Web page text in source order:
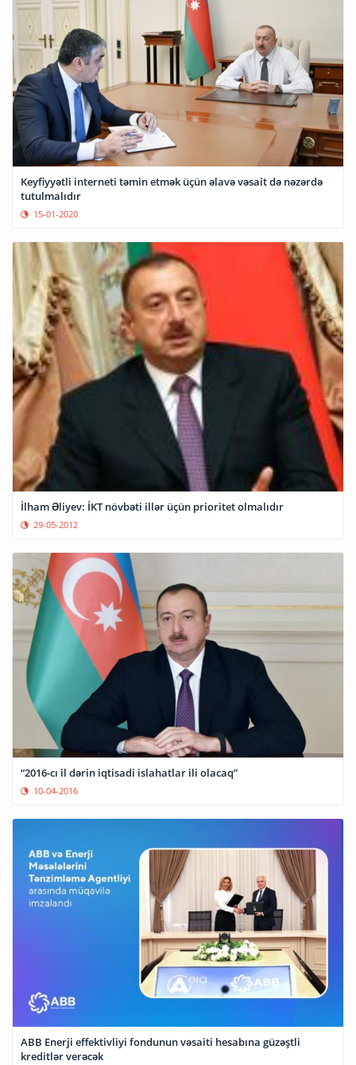
Keyfiyyətli interneti təmin etmək üçün əlavə vəsait də nəzərdə
tutulmalıdır
15-01-2020
İlham Əliyev: İKT növbəti illər üçün prioritet olmalıdır
29-05-2012
“2016-cı il dərin iqtisadi islahatlar ili olacaq”
10-04-2016
ABB Enerji effektivliyi fondunun vəsaiti hesabına güzəştli
kreditlər verəcək